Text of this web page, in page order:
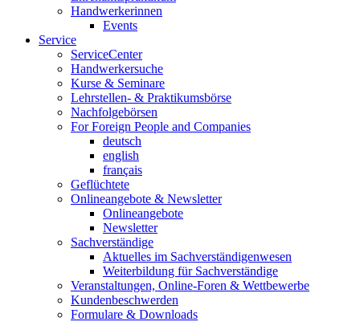
Handwerkerinnen
Events
Service
ServiceCenter
Handwerkersuche
Kurse & Seminare
Lehrstellen- & Praktikumsbörse
Nachfolgebörsen
For Foreign People and Companies
deutsch
english
français
Geflüchtete
Onlineangebote & Newsletter
Onlineangebote
Newsletter
Sachverständige
Aktuelles im Sachverständigenwesen
Weiterbildung für Sachverständige
Veranstaltungen, Online-Foren & Wettbewerbe
Kundenbeschwerden
Formulare & Downloads